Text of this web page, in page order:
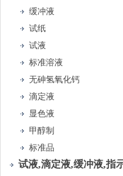
缓冲液
试纸
试液
标准溶液
无砷氢氧化钙
滴定液
显色液
甲醇制
标准品